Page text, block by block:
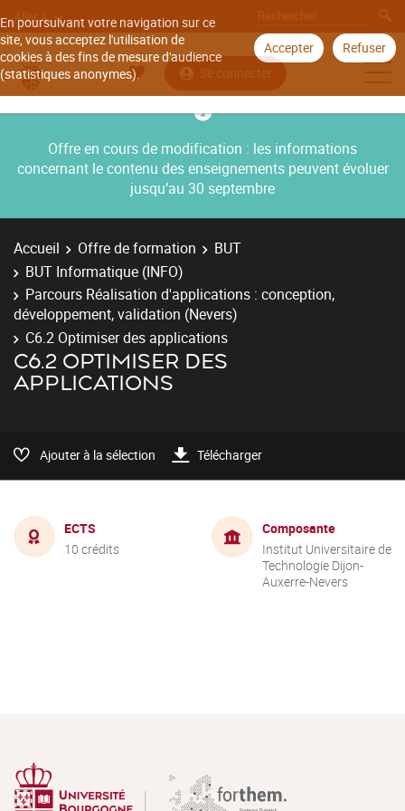
En poursuivant votre navigation sur ce
site, vous acceptez l'utilisation de
cookies à des fins de mesure d'audience
(statistiques anonymes).
Accepter Refuser
Aller à
Se connecter
Offre en cours de modification : les informations
concernant le contenu des enseignements peuvent évoluer
jusqu’au 30 septembre
Accueil Offre de formation
BUT
BUT Informatique (INFO)
Parcours Réalisation d'applications : conception,
développement, validation (Nevers)
C6.2 Optimiser des applications
C6.2 OPTIMISER DES
APPLICATIONS
Ajouter à la sélection Télécharger
ECTS
10 crédits
Composante
Institut Universitaire de
Technologie Dijon-
Auxerre-Nevers